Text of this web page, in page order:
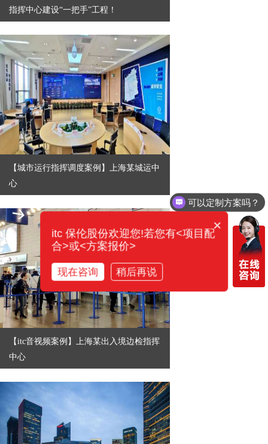
指挥中心建设“一把手”工程！
【城市运行指挥调度案例】​上海某城运中
心
【itc音视频案例】上海某出入境边检指挥
中心
可以定制方案吗？
×
itc 保伦股份欢迎您!若您有<项目配
合>或<方案报价>
现在咨询 稍后再说